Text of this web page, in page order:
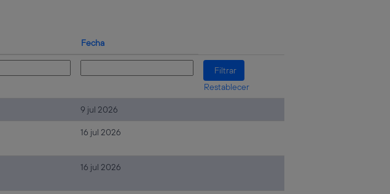
Fecha
Restablecer
9 jul 2026
16 jul 2026
16 jul 2026